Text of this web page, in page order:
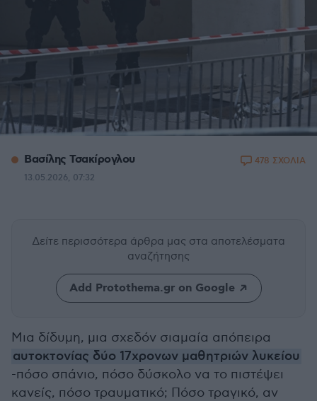
Βασίλης Τσακίρογλου
13.05.2026, 07:32
478 ΣΧΟΛΙΑ
Δείτε περισσότερα άρθρα μας στα αποτελέσματα
αναζήτησης
Add Protothema.gr on Google
Μια δίδυμη, μια σχεδόν σιαμαία απόπειρα
αυτοκτονίας δύο 17χρονων μαθητριών λυκείου
-πόσο σπάνιο, πόσο δύσκολο να το πιστέψει
κανείς, πόσο τραυματικό; Πόσο τραγικό, αν